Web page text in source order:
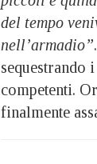
del tempo
nell’armadio”
sequestrando
competenti.
finalmente